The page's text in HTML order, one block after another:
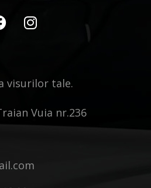
visurilor tale.
Vuia nr.236